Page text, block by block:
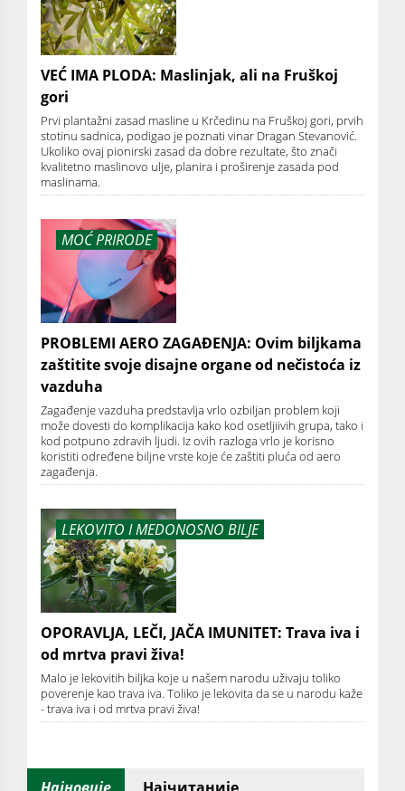
VEĆ IMA PLODA: Maslinjak, ali na Fruškoj
gori
Prvi plantažni zasad masline u Krčedinu na Fruškoj gori, prvih
stotinu sadnica, podigao je poznati vinar Dragan Stevanović.
Ukoliko ovaj pionirski zasad da dobre rezultate, što znači
kvalitetno maslinovo ulje, planira i proširenje zasada pod
maslinama.
MOĆ PRIRODE
PROBLEMI AERO ZAGAĐENJA: Ovim biljkama
zaštitite svoje disajne organe od nečistoća iz
vazduha
Zagađenje vazduha predstavlja vrlo ozbiljan problem koji
može dovesti do komplikacija kako kod osetljiivih grupa, tako i
kod potpuno zdravih ljudi. Iz ovih razloga vrlo je korisno
koristiti određene biljne vrste koje će zaštiti pluća od aero
zagađenja.
LEKOVITO I MEDONOSNO BILJE
OPORAVLJA, LEČI, JAČA IMUNITET: Trava iva i
od mrtva pravi živa!
Malo je lekovitih biljka koje u našem narodu uživaju toliko
poverenje kao trava iva. Toliko je lekovita da se u narodu kaže
- trava iva i od mrtva pravi živa!